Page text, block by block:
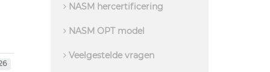
NASM hercertificering
NASM OPT model
Veelgestelde vragen